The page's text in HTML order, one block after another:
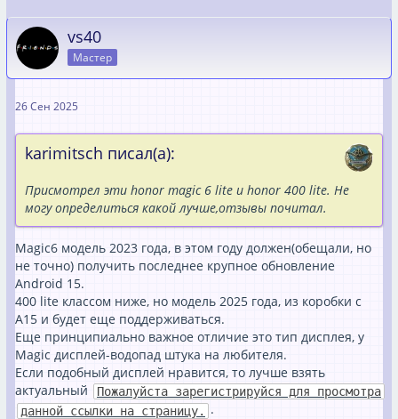
vs40
Мастер
26 Сен 2025
karimitsch писал(а):
Присмотрел эти honor magic 6 lite и honor 400 lite. Не
могу определиться какой лучше,отзывы почитал.
Magic6 модель 2023 года, в этом году должен(обещали, но
не точно) получить последнее крупное обновление
Android 15.
400 lite классом ниже, но модель 2025 года, из коробки с
A15 и будет еще поддерживаться.
Еще принципиально важное отличие это тип дисплея, у
Magic дисплей-водопад штука на любителя.
Если подобный дисплей нравится, то лучше взять
актуальный
Пожалуйста зарегистрируйся для просмотра
данной ссылки на страницу.
.